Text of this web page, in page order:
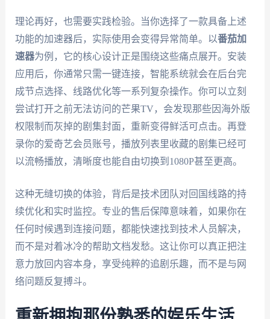
理论再好，也需要实践检验。当你选择了一款具备上述
功能的加速器后，实际使用会变得异常简单。以番茄加
速器为例，它的核心设计正是围绕这些痛点展开。安装
应用后，你通常只需一键连接，智能系统就会在后台完
成节点选择、线路优化等一系列复杂操作。你可以立刻
尝试打开之前无法访问的芒果TV，会发现那些因海外版
权限制而灰掉的剧集封面，重新变得鲜活可点击。再登
录你的爱奇艺会员账号，播放列表里收藏的剧集已经可
以流畅播放，清晰度也能自由切换到1080P甚至更高。
这种无缝切换的体验，背后是技术团队对回国线路的持
续优化和实时监控。专业的售后保障意味着，如果你在
任何时候遇到连接问题，都能快速找到技术人员解决，
而不是对着冰冷的帮助文档发愁。这让你可以真正把注
意力放回内容本身，享受纯粹的追剧乐趣，而不是与网
络问题反复搏斗。